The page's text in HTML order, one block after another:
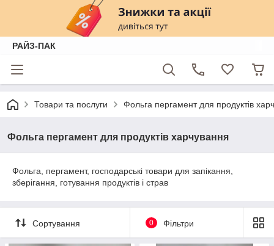
РАЙЗ-ПАК
Товари та послуги Фольга пергамент для продуктів
Фольга пергамент для продуктів харчування
Фольга, пергамент, господарські товари для запікання,
зберігання, готування продуктів і страв
Сортування 0 Фільтри